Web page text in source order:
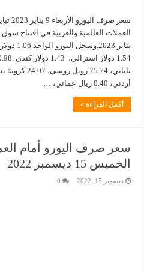
سعر
أردني، 0.40 ريال عماني، …
أكمل القراءة »
سعر صرف اليورو أمام
الخميس 15 ديسمبر 2022
ديسمبر 15, 2022 0